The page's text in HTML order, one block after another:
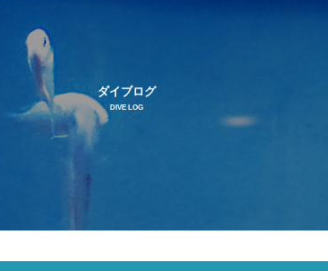
ダイブログ
DIVE LOG